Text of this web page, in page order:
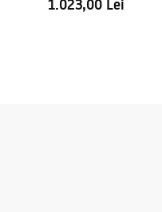
1.023,00 Lei